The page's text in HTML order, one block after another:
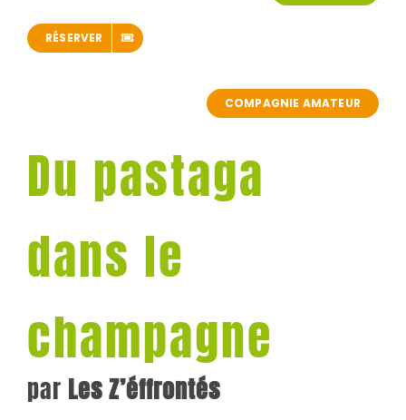
RÉSERVER
COMPAGNIE AMATEUR
Du pastaga
dans le
champagne
par Les Z’éffrontés